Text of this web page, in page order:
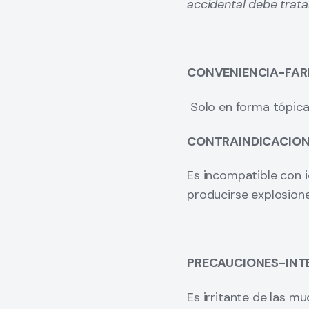
Recomendaciones
Antiseptics, &
McGraw-Hill; 2024
accidental debe
CONVENIENCIA-
Solo en forma
Es incompatible con
producirse
PRECAUCIONES-
Es irritante de las